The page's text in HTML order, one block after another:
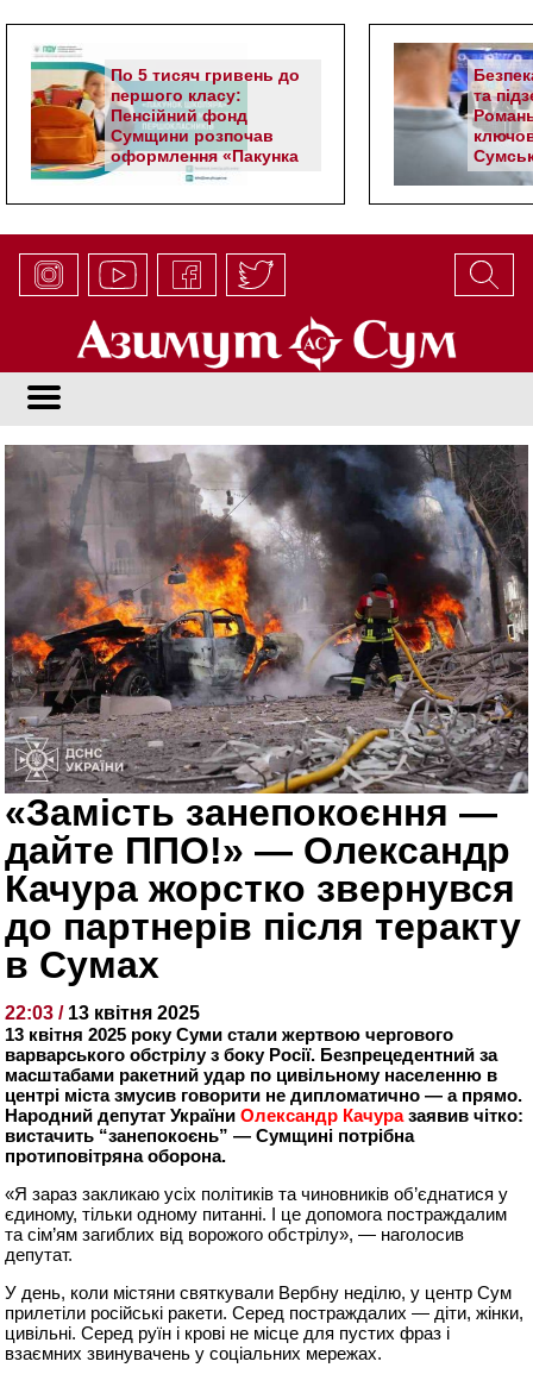
По 5 тисяч гривень до
першого класу:
Пенсійний фонд
Сумщини розпочав
оформлення «Пакунка
школяра»
та
«Замість занепокоєння —
дайте ППО!» — Олександр
Качура жорстко звернувся
до партнерів після теракту
в Сумах
22:03 / 13 квітня 2025
13 квітня 2025 року Суми стали жертвою чергового
варварського обстрілу з боку Росії. Безпрецедентний за
масштабами ракетний удар по цивільному населенню в
центрі міста змусив говорити не дипломатично — а прямо.
Народний депутат УкраїниОлександр Качуразаявив чітко:
вистачить “занепокоєнь” — Сумщині потрібна
протиповітряна оборона.
«Я зараз закликаю усіх політиків та чиновників об’єднатися у
єдиному, тільки одному питанні. І це допомога постраждалим
та сім’ям загиблих від ворожого обстрілу», — наголосив
депутат.
У день, коли містяни святкували Вербну неділю, у центр Сум
прилетіли російські ракети. Серед постраждалих — діти, жінки,
цивільні. Серед руїн і крові не місце для пустих фраз і
взаємних звинувачень у соціальних мережах.